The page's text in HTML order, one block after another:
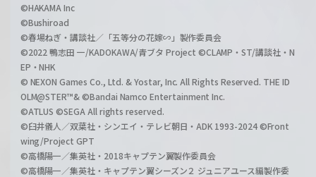
©HAKAMA Inc
©Bushiroad
©春場ねぎ・講談社／「五等分の花嫁∽」製作委員会
©2022 鴨志田 一/KADOKAWA/青ブタ Project ©CLAMP・ST/講談社・N
EP・NHK
© NEXON Games Co., Ltd. & Yostar, Inc. All Rights Reserved. THE ID
OLM@STER™& ©Bandai Namco Entertainment Inc.
©ATLUS ©SEGA All rights reserved.
©臼井儀人／双葉社・シンエイ・テレビ朝日・ADK 1993-2024 ©Front
wing/Project GPT
©高橋陽一／集英社・2018キャプテン翼製作委員会
©高橋陽一／集英社・キャプテン翼シーズン２ ジュニアユース編製作委